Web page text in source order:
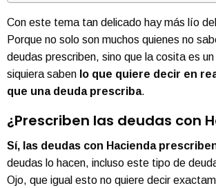
Con este tema tan delicado hay más lío
Porque no solo son muchos quienes no
deudas prescriben, sino que la cosita es
siquiera saben lo que quiere decir en
que una deuda prescriba.
¿Prescriben las deudas con
Sí, las deudas con Hacienda
deudas lo hacen, incluso este tipo de
Ojo, que igual esto no quiere decir